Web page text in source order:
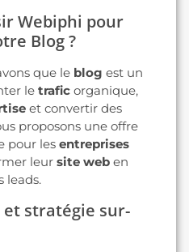
Webiphi pour
Blog ?
que le blog est un
le trafic organique,
et convertir des
proposons une offre
pour les entreprises
leur site web en
leads.
stratégie sur-